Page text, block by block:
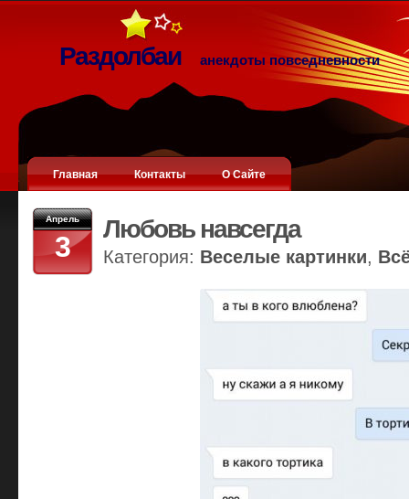
Раздолбаи анекдоты повседневности
Главная Контакты О Сайте
Апрель
3
Любовь навсегда
Категория: Веселые картинки,